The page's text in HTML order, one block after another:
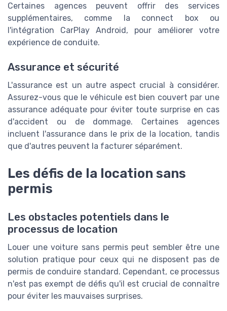
Certaines agences peuvent offrir des services
supplémentaires, comme la connect box ou
l'intégration CarPlay Android, pour améliorer votre
expérience de conduite.
Assurance et sécurité
L'assurance est un autre aspect crucial à considérer.
Assurez-vous que le véhicule est bien couvert par une
assurance adéquate pour éviter toute surprise en cas
d'accident ou de dommage. Certaines agences
incluent l'assurance dans le prix de la location, tandis
que d'autres peuvent la facturer séparément.
Les défis de la location sans
permis
Les obstacles potentiels dans le
processus de location
Louer une voiture sans permis peut sembler être une
solution pratique pour ceux qui ne disposent pas de
permis de conduire standard. Cependant, ce processus
n'est pas exempt de défis qu'il est crucial de connaître
pour éviter les mauvaises surprises.